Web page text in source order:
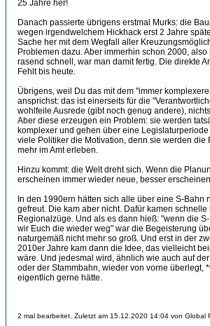
25 Jahre her!
Danach passierte übrigens erstmal Murks: die
wegen irgendwelchem Hickhack erst 2 Jahre
Sache her mit dem Wegfall aller
Problemen dazu. Aber immerhin schon 2000,
rasend schnell, war man damit fertig. Die direkte
Fehlt bis heute.
Übrigens, weil Du das mit dem "immer
ansprichst: das ist einerseits für die
wohlfeile Ausrede (gibt noch genug andere),
Aber diese erzeugen ein Problem: sie werden
komplexer und gehen über eine
viele Politiker die Motivation, denn sie werden die
mehr im Amt erleben.
Hinzu kommt: die Welt dreht sich. Wenn die
erscheinen immer wieder neue, besser
In den 1990ern hätten sich alle über eine S-Bahn
gefreut. Die kam aber nicht. Dafür kamen schnelle
Regionalzüge. Und als es dann hieß: "wenn die
wir Euch die wieder weg" war die Begeisterung
naturgemäß nicht mehr so groß. Und erst in der
2010er Jahre kam dann die Idee, das vielleicht
wäre. Und jedesmal wird, ähnlich wie auch auf
oder der Stammbahn, wieder von vorne überlegt,
eigentlich gerne hätte.
2 mal bearbeitet. Zuletzt am 15.12.2020 14:04 von Global